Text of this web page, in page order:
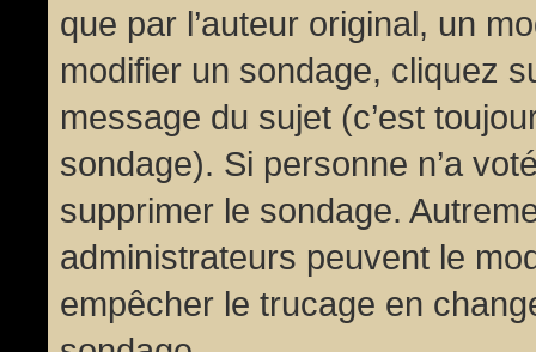
que par l’auteur original, un
modifier un sondage, cliquez
message du sujet (c’est
sondage). Si personne n’a
supprimer le sondage.
administrateurs peuvent le
empêcher le trucage en